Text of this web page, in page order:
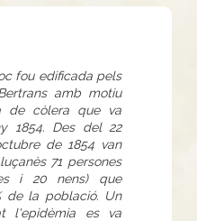
fou edificada pels
amb motiu
de còlera que va
1854. Des del 22
de 1854 van
71 persones
i 20 nens) que
de la població. Un
l'epidèmia es va